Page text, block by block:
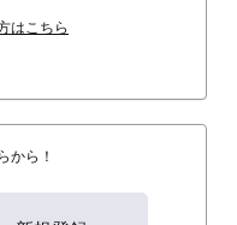
はこちら
から！